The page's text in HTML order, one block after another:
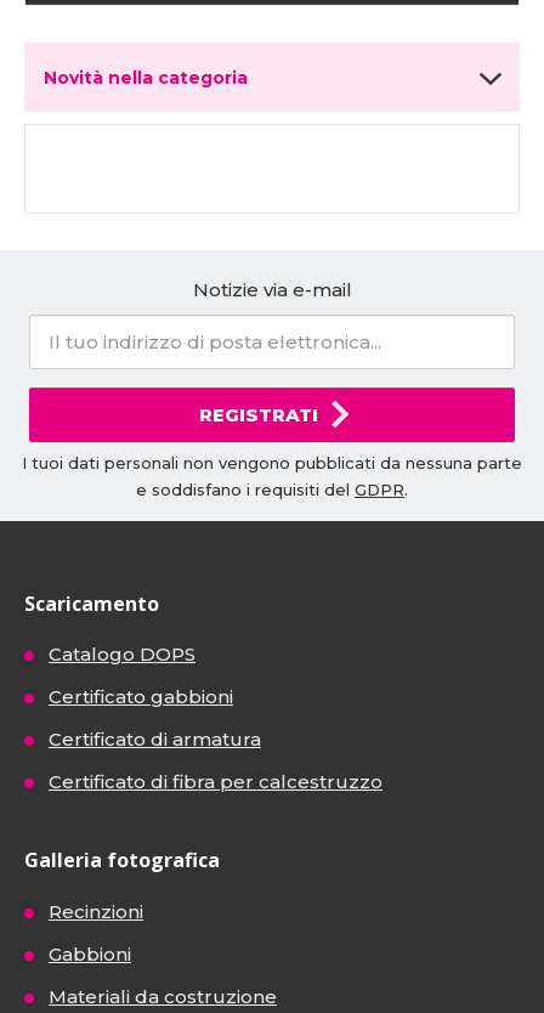
Novità nella categoria
Notizie via e-mail
REGISTRATI
I tuoi dati personali non vengono pubblicati da nessuna parte
e soddisfano i requisiti del GDPR.
Scaricamento
Catalogo DOPS
Certificato gabbioni
Certificato di armatura
Certificato di fibra per calcestruzzo
Galleria fotografica
Recinzioni
Gabbioni
Materiali da costruzione